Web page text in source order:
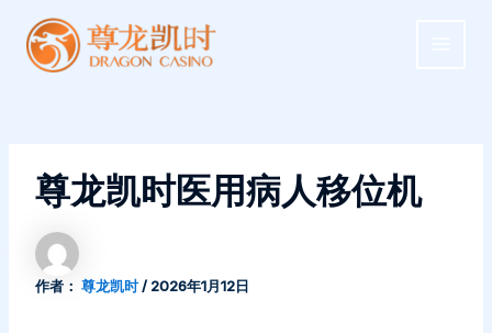
尊龙凯时医用病人移位机
作者： 尊龙凯时/ 2026年1月12日